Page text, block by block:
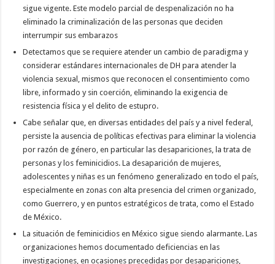
sigue vigente. Este modelo parcial de despenalización no ha
eliminado la criminalización de las personas que deciden
interrumpir sus embarazos
Detectamos que se requiere atender un cambio de paradigma y
considerar estándares internacionales de DH para atender la
violencia sexual, mismos que reconocen el consentimiento como
libre, informado y sin coerción, eliminando la exigencia de
resistencia física y el delito de estupro.
Cabe señalar que, en diversas entidades del país y a nivel federal,
persiste la ausencia de políticas efectivas para eliminar la violencia
por razón de género, en particular las desapariciones, la trata de
personas y los feminicidios. La desaparición de mujeres,
adolescentes y niñas es un fenómeno generalizado en todo el país,
especialmente en zonas con alta presencia del crimen organizado,
como Guerrero, y en puntos estratégicos de trata, como el Estado
de México.
La situación de feminicidios en México sigue siendo alarmante. Las
organizaciones hemos documentado deficiencias en las
investigaciones, en ocasiones precedidas por desapariciones,